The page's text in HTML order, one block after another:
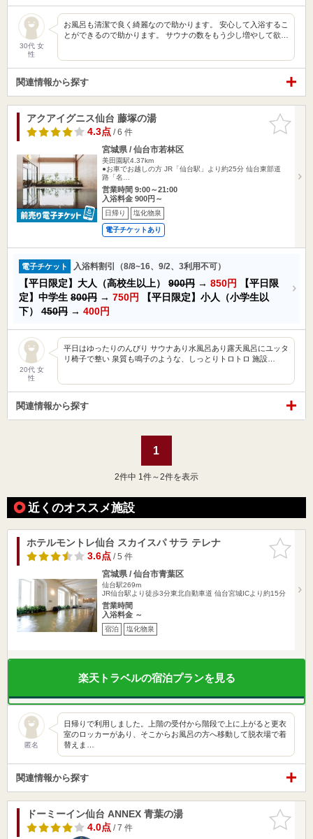
30代 女
性
お風呂も清潔で良く綺麗なので助かります。 安心して入浴するこ
とができるので助かります。 サウナの数をもう少し増やして欲…
関連情報から探す
お気に入
りに追加
アクアイグニス仙台 藤塚の湯
4.3点/ 6 件
宮城県 / 仙台市若林区
美田園駅4.37km
●お車でお越しの方 JR「仙台駅」より約25分 仙台東部道
路「名…
営業時間 9:00～21:00
入浴料金 900円～
日帰り 塩化物泉
電子チケットあり
電子チケット 入浴料割引（8/8~16、9/2、3利用不可）
【平日限定】大人（高校生以上） 900円 → 850円
【平日限
定】中学生 800円 → 750円
【平日限定】小人（小学生以
下） 450円 → 400円
20代 女
性
平日はゆったりのんびり サウナあり水風呂あり露天風呂にユッタ
リ椅子で整い 泉質も鳴子のような、しっとりトロトロ 施設…
関連情報から探す
1
2件中 1件～2件を表示
近くのオススメ施設
お気に入
りに追加
ホテルモントレ仙台 スカイスパ サラ テレナ
3.6点/ 5 件
宮城県 / 仙台市青葉区
仙台駅269m
JR仙台駅より徒歩3分東北自動車道 仙台宮城ICより約15分
営業時間
入浴料金 ～
宿泊 塩化物泉
楽天トラベルの宿泊プランを見る
匿名
日帰りで利用しました。上階の受付から階段で上に上がると更衣
室のロッカーがあり、そこからお風呂の方へ移動して脱衣場で着
替えま…
関連情報から探す
お気に入
りに追加
ドーミーイン仙台 ANNEX 青葉の湯
4.0点/ 7 件